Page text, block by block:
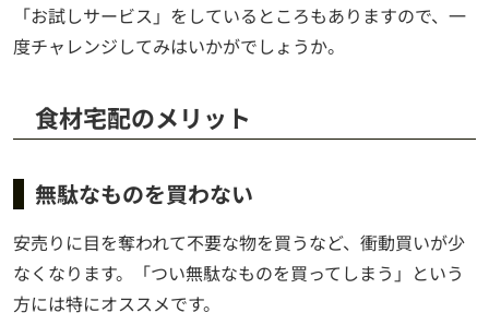
「お試しサービス」をしているところもありますので、一
度チャレンジしてみはいかがでしょうか。
食材宅配のメリット
無駄なものを買わない
安売りに目を奪われて不要な物を買うなど、衝動買いが少
なくなります。「つい無駄なものを買ってしまう」という
方には特にオススメです。